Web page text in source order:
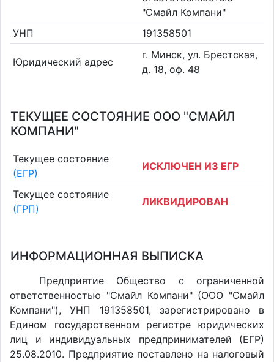
"Смайл Компани"
УНП
191358501
Юридический адрес
г. Минск, ул. Брестская,
д. 18, оф. 48
ТЕКУЩЕЕ СОСТОЯНИЕ ООО "СМАЙЛ
КОМПАНИ"
Текущее состояние
(ЕГР)
ИСКЛЮЧЕН ИЗ ЕГР
Текущее состояние
(ГРП)
ЛИКВИДИРОВАН
ИНФОРМАЦИОННАЯ ВЫПИСКА
Предприятие Общество с ограниченной
ответственностью "Смайл Компани" (ООО "Смайл
Компани"), УНП 191358501, зарегистрировано в
Едином государственном регистре юридических
лиц и индивидуальных предпринимателей (ЕГР)
25.08.2010. Предприятие поставлено на налоговый